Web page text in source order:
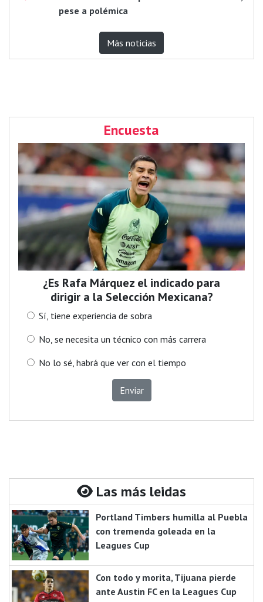
pese a polémica
Más noticias
Encuesta
¿Es Rafa Márquez el indicado para
dirigir a la Selección Mexicana?
Sí, tiene experiencia de sobra
No, se necesita un técnico con más carrera
No lo sé, habrá que ver con el tiempo
Enviar
Las más leidas
Portland Timbers humilla al Puebla
con tremenda goleada en la
Leagues Cup
Con todo y morita, Tijuana pierde
ante Austin FC en la Leagues Cup